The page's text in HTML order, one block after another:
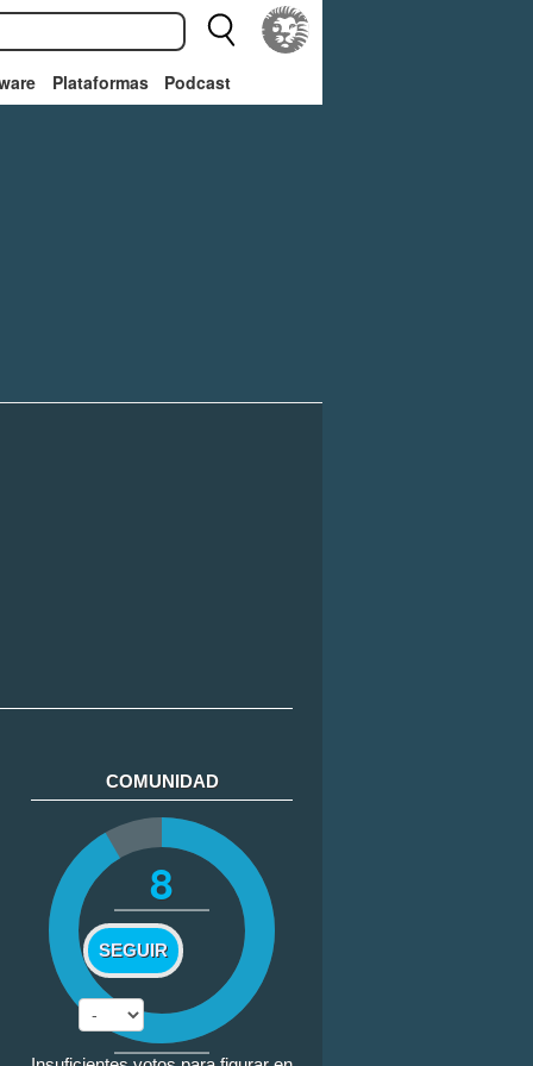
Plataformas Podcast
COMUNIDAD
8
SEGUIR